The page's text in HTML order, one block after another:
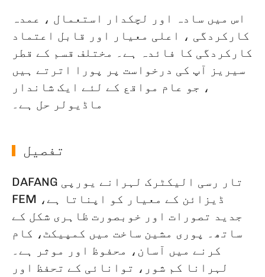
اس میں سادہ اور لچکدار استعمال ، عمدہ
کارکردگی ، اعلی معیار اور قابل اعتماد
کارکردگی کا فائدہ ہے۔ مختلف قسم کے قطر
سیریز آپ کی درخواست پر پورا اترتے ہیں
، جو عام مواقع کے لئے ایک شاندار
ماڈیولر حل ہے۔
تفصیل
DAFANG تار رسی الیکٹرک لہرانے یورپی
FEM ڈیزائن کے معیار کو اپناتا ہے،
جدید تصورات اور خوبصورت ظاہری شکل کے
ساتھ۔ پوری مشین ساخت میں کمپیکٹ، کام
کرنے میں آسان، محفوظ اور موثر ہے۔
لہرانا کم شور، توانائی کے تحفظ اور